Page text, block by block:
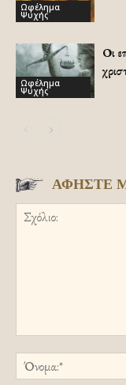
Ωφέλημα
Ψυχής
Ωφέλημα
Ψυχής
Οι
ΑΦΗΣΤΕ